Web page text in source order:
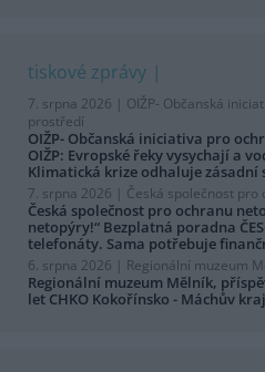
tiskové zprávy
7. srpna 2026 | OIŽP- Občanská
prostředí
OIŽP- Občanská iniciativa pro
OIŽP: Evropské řeky vysychají a
Klimatická krize odhaluje
7. srpna 2026 | Česká společnost
Česká společnost pro ochranu
netopýry!“ Bezplatná poradna
telefonáty. Sama potřebuje
6. srpna 2026 | Regionální muzeum
Regionální muzeum Mělník,
let CHKO Kokořínsko - Máchův kraj